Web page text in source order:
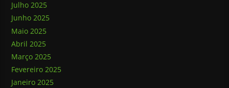
Julho 2025
Junho 2025
Maio 2025
Abril 2025
Março 2025
Fevereiro 2025
Janeiro 2025